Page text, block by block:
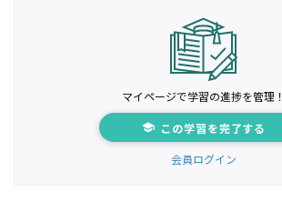
マイページで学習の進捗を管理！
この学習を完了する
会員ログイン